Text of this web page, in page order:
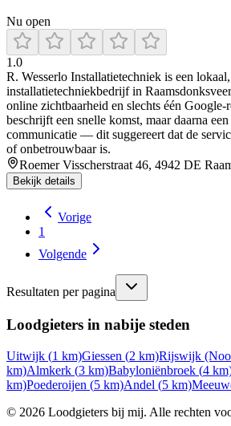
Nu open
1.0
R. Wesserlo Installatietechniek is een
installatietechniekbedrijf in
online zichtbaarheid en slechts één
beschrijft een snelle komst, maar daarna
communicatie — dit suggereert dat de
of onbetrouwbaar is.
Roemer Visscherstraat 46, 4942 DE
Bekijk details
Vorige
1
Volgende
Resultaten per pagina
Loodgieters in nabije steden
Uitwijk (1 km)Giessen (2 km)Rijswijk
km)Almkerk (3 km)Babyloniënbroek (4
km)Poederoijen (5 km)Andel (5 km)
© 2026 Loodgieters bij mij. Alle rechten